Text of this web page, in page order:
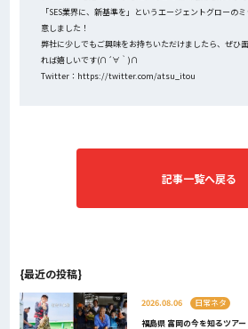
「SES業界に、新基準を」というエージェントグローの
意しました！
弊社に少しでもご興味をお持ちいただけましたら、ぜひ
れば嬉しいです(∩´∀｀)∩
Twitter：https://twitter.com/atsu_itou
記事一覧へ戻る
{最近の投稿}
2026.08.06
日常ネタ
福島県 富岡の今を知るツアー